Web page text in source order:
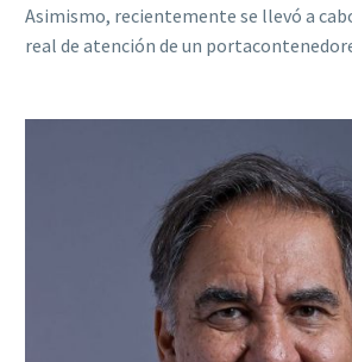
Asimismo, recientemente se llevó a
real de atención de un